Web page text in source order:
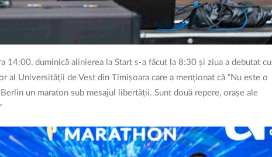
14:00, duminică alinierea la Start s-a făcut la 8:30 și ziua a debutat cu
al Universității de Vest din Timișoara care a menționat că “Nu este o
un maraton sub mesajul libertății. Sunt două repere, orașe ale